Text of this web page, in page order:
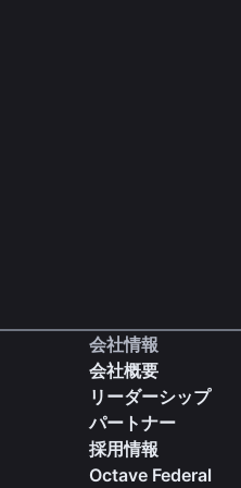
会社情報
会社概要
リーダーシップ
パートナー
採用情報
Octave Federal